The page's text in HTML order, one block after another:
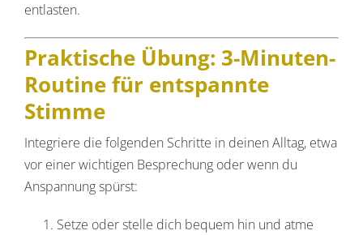
entlasten.
Praktische Übung: 3-Minuten-
Routine für entspannte
Stimme
Integriere die folgenden Schritte in deinen Alltag, etwa
vor einer wichtigen Besprechung oder wenn du
Anspannung spürst:
Setze oder stelle dich bequem hin und atme